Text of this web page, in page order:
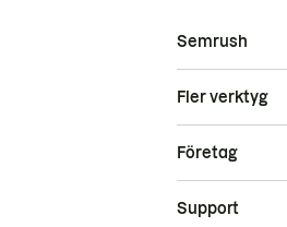
Semrush
Fler verktyg
Företag
Support